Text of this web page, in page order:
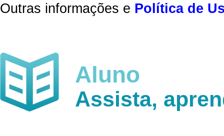
Outras informações e Política de
Aluno
Assista,